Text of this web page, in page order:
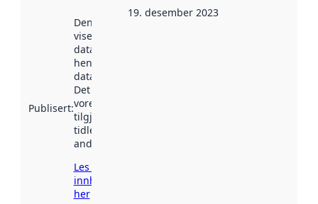
Publisert:
Denne datoen
viser når
datasettet vart
henta inn av
data.norge.no.
Det kan ha
vore
tilgjengeleg
tidlegare
andre stader.
Les meir om
innhenting
her
19. desember 2023